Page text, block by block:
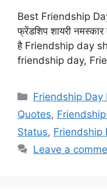
Best Friendship
फ्रेंडशिप शायरी
है Friendship day
friendship day,
Categories
Friendship Day
Quotes,
Status, Friendship
Leave a